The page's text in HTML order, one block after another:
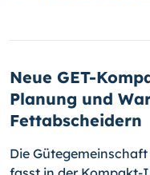
Neue GET-
Planung und
Fettabscheidern
Die